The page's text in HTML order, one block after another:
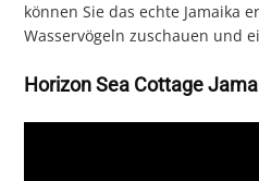
können Sie das echte Jamaika
Wasservögeln zuschauen und
Horizon Sea Cottage